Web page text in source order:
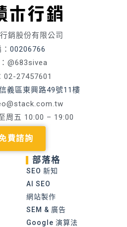
銷股份有限公司
00206766
@683sivea
02-27457601
義區東興路49號11樓
周五 10:00 – 19:00
費諮詢
部落格
SEO 新知
AI SEO
網站製作
SEM & 廣告
Google 演算法